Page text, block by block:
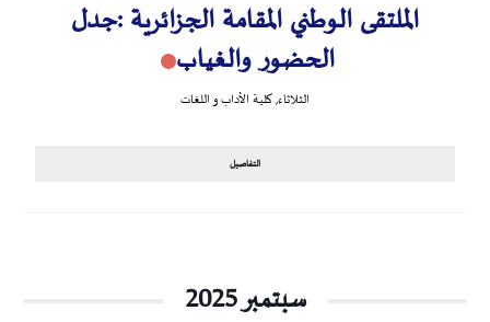
الملتقى الوطني المقامة الجزائرية :جدل
الحضور والغياب
الثلاثاء,كلية الأداب و اللغات
التفاصيل
سبتمبر 2025